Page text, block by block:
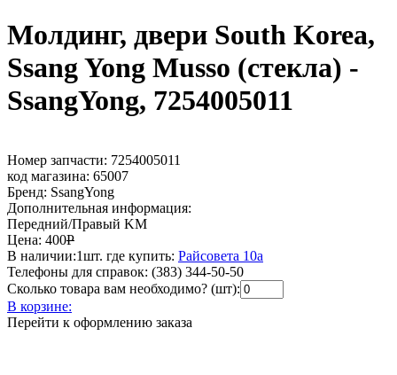
Молдинг, двери South Korea,
Ssang Yong Musso (стекла) -
SsangYong, 7254005011
Номер запчасти: 7254005011
код магазина: 65007
Бренд: SsangYong
Дополнительная информация:
Передний/Правый KM
Цена: 400Р
В наличии:1шт. где купить: Райсовета 10а
Телефоны для справок: (383) 344-50-50
Сколько товара вам необходимо? (шт):
В корзине:
Перейти к оформлению заказа